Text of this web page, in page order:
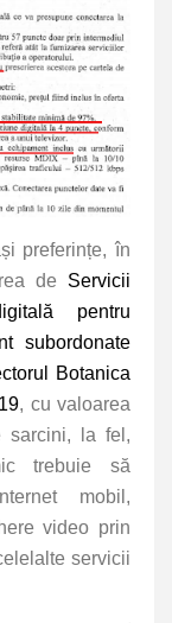
preferințe, în
de Servicii
pentru
subordonate
Botanica
, cu valoarea
sarcini, la fel,
trebuie să
mobil,
video prin
servicii